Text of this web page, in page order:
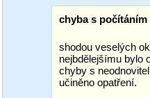
chyba s
shodou veselých
nejbdělejšímu bylo
chyby s
učiněno opatření.